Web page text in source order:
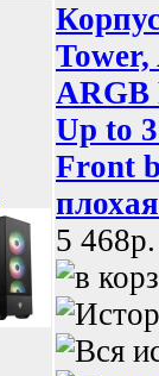
ARGB
Up to
Front
5 468p.